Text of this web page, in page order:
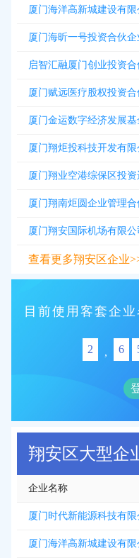
厦门海洋高新城建设有限
厦门海昕一号投资合伙
启智汇融厦门创业投资
厦门赋远医疗股权投资
厦门金运数字经济发展
厦门翔炬投科技开发有限
厦门翔业空港综保区投资
厦门翔南炬圆企业管理
厦门翔安国际机场有限公
查看更多翔安区企业
目前使用客套企
2 , 6
翔安区大型企
企业名称
厦门时代新能源科技有限
厦门海洋高新城建设有限